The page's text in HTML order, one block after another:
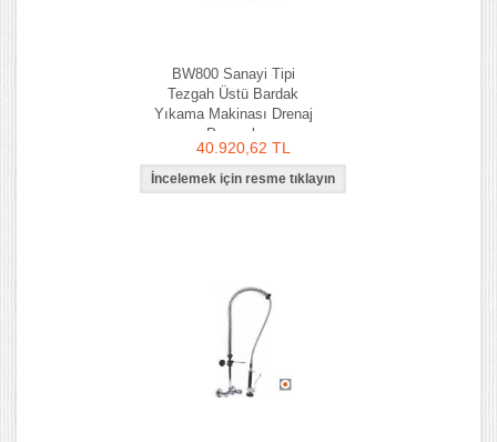
BW800 Sanayi Tipi
Tezgah Üstü Bardak
Yıkama Makinası Drenaj
Pompalı
40.920,62 TL